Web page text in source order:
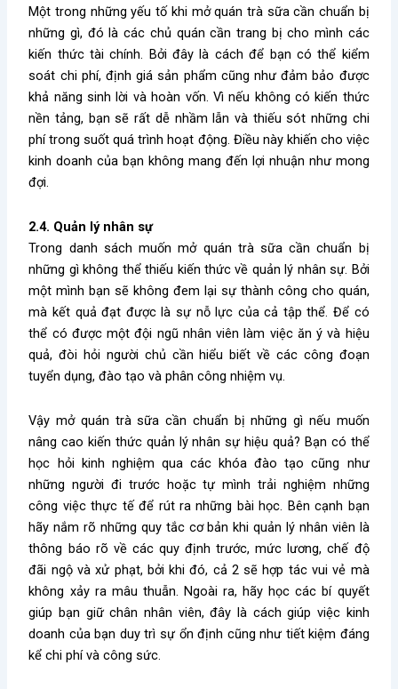
Một trong những yếu tố khi mở quán trà sữa cần chuẩn bị
những gì, đó là các chủ quán cần trang bị cho mình các
kiến thức tài chính. Bởi đây là cách để bạn có thể kiểm
soát chi phí, định giá sản phẩm cũng như đảm bảo được
khả năng sinh lời và hoàn vốn. Vì nếu không có kiến thức
nền tảng, bạn sẽ rất dễ nhầm lẫn và thiếu sót những chi
phí trong suốt quá trình hoạt động. Điều này khiến cho việc
kinh doanh của bạn không mang đến lợi nhuận như mong
đợi.
2.4. Quản lý nhân sự
Trong danh sách muốnmở quán trà sữa cần chuẩn bị
những gìkhông thể thiếu kiến thức về quản lý nhân sự. Bởi
một mình bạn sẽ không đem lại sự thành công cho quán,
mà kết quả đạt được là sự nỗ lực của cả tập thể. Để có
thể có được một đội ngũ nhân viên làm việc ăn ý và hiệu
quả, đòi hỏi người chủ cần hiểu biết về các công đoạn
tuyển dụng, đào tạo và phân công nhiệm vụ.
Vậymở quán trà sữa cần chuẩn bị những gì nếu muốn
nâng cao kiến thức quản lý nhân sự hiệu quả? Bạn có thể
học hỏi kinh nghiệm qua các khóa đào tạo cũng như
những người đi trước hoặc tự mình trải nghiệm những
công việc thực tế để rút ra những bài học. Bên cạnh bạn
hãy nắm rõ những quy tắc cơ bản khi quản lý nhân viên là
thông báo rõ về các quy định trước, mức lương, chế độ
đãi ngộ và xử phạt, bởi khi đó, cả 2 sẽ hợp tác vui vẻ mà
không xảy ra mâu thuẫn. Ngoài ra, hãy học các bí quyết
giúp bạn giữ chân nhân viên, đây là cách giúp việc kinh
doanh của bạn duy trì sự ổn định cũng như tiết kiệm đáng
kể chi phí và công sức.